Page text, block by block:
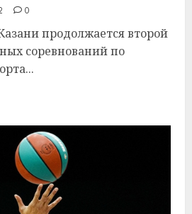
0
продолжается второй
соревнований по